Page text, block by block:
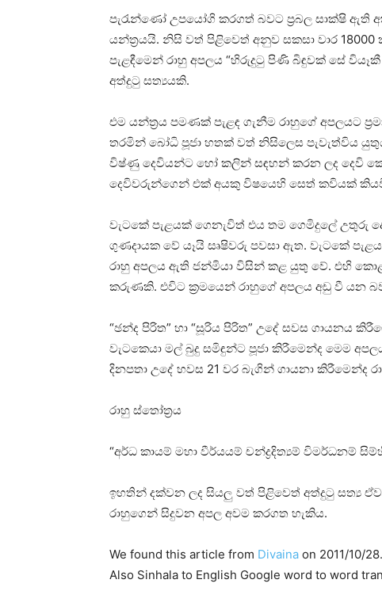
පැරැන්ණෝ උපයෝගි කරගත් බවට ප්‍රබල සාක්‌ෂි ඇති
යන්ත්‍රයයි. නිසි වත් පිළිවෙත් අනුව සකසා වාර
පැළඳීමෙන් රාහු අපලය “හිරුදුටු පිණි බිඳුවක්‌ සේ
අත්දුටු සත්‍යයකි.
එම යන්ත්‍රය පමණක්‌ පැළඳ ගැනීම රාහුගේ අපලයට
තරමින් බෝධි පූජා හතක්‌ වත් නිසිලෙස පැවැත්විය
විෂ්ණු දෙවියන්ට හෝ කලින් සඳහන් කරන ලද දෙවි
දෙවිවරුන්ගෙන් එක්‌ අයකු විෂයෙහි සෙත් කවියක්‌
වැටකේ පැළයක්‌ ගෙනැවිත් එය තම ගෙමිදුලේ උතුරු
ගුණදායක වේ යෑයි සෘෂිවරු පවසා ඇත. වැටකේ
රාහු අපලය ඇති ජන්මියා විසින් කළ යුතු වේ. එහි
කරුණකි. එවිට ක්‍රමයෙන් රාහුගේ අපලය අඩු වී යන
“ඡන්ද පිරිත” හා “සූරිය පිරිත” උදේ සවස ගායනය
වැටකෙයා මල් බුදු සමිඳුන්ට පූජා කිරීමෙන්ද මෙම
දිනපතා උදේ හවස 21 වර බැගින් ගායනා කිරීමෙන්ද
රාහු ස්‌තෝත්‍රය
“අර්ධ කායම් මහා වීර්යයම් චන්ද්‍රදිත්‍යම් විමර්ධනම්
ඉහතින් දක්‌වන ලද සියලු වත් පිළිවෙත් අත්දුටු සත්‍ය
රාහුගෙන් සිදුවන අපල අවම කරගත හැකිය.
We found this article from Divaina on 2011/10/28.
Also Sinhala to English Google word to word